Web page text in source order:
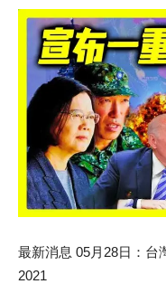
最新消息 05月28日：台
2021